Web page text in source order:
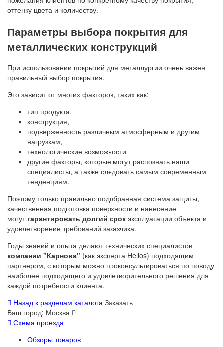
оттенку цвета и количеству.
Параметры выбора покрытия для
металлических конструкций
При использовании покрытий для металлургии очень важен
правильный выбор покрытия.
Это зависит от многих факторов, таких как:
тип продукта,
конструкция,
подверженность различным атмосферным и другим
нагрузкам,
технологические возможности
другие факторы, которые могут распознать наши
специалисты, а также следовать самым современным
тенденциям.
Поэтому только правильно подобранная система защиты,
качественная подготовка поверхности и нанесение
могут гарантировать долгий срок эксплуатации объекта и
удовлетворение требований заказчика.
Годы знаний и опыта делают технических специалистов
компании "Карнова" (как эксперта Helios) подходящим
партнером, с которым можно проконсультироваться по поводу
наиболее подходящего и удовлетворительного решения для
каждой потребности клиента.
Назад к разделам каталога Заказать
Ваш город: Москва
Схема проезда
Обзоры товаров